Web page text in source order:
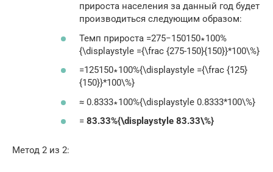
прироста населения за данный год будет
производиться следующим образом:
Темп прироста =275−150150∗100%
{\displaystyle ={\frac {275-150}{150}}*100\%}
=125150∗100%{\displaystyle ={\frac {125}
{150}}*100\%}
≈ 0.8333∗100%{\displaystyle 0.8333*100\%}
= 83.33%{\displaystyle 83.33\%}
Метод 2 из 2: